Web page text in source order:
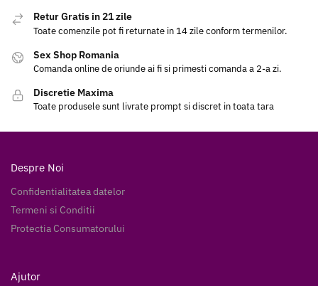
Retur Gratis in 21 zile
Toate comenzile pot fi returnate in 14 zile conform termenilor.
Sex Shop Romania
Comanda online de oriunde ai fi si primesti comanda a 2-a zi.
Discretie Maxima
Toate produsele sunt livrate prompt si discret in toata tara
Despre Noi
Confidentialitatea datelor
Termeni si Conditii
Protectia Consumatorului
Ajutor